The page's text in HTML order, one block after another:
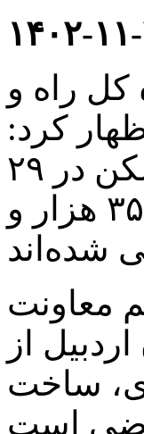
کل راه و
کرد:
۱۲۱ هزار و ۴۶ متقاضی در طرح نهضت ملی مسکن در ۲۹
شهر این استان ثبت‌نام کرده بودند که از این تعداد ۳۵ هزار و
معاونت
از
ساخت